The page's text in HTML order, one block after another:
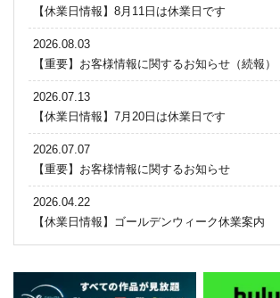
【休業日情報】8月11日は休業日です
2026.08.03
【重要】お客様情報に関するお知らせ（続報）
2026.07.13
【休業日情報】7月20日は休業日です
2026.07.07
【重要】お客様情報に関するお知らせ
2026.04.22
【休業日情報】ゴールデンウィーク休業案内